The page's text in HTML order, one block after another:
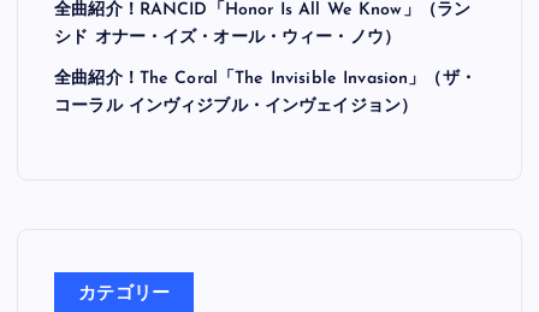
全曲紹介！RANCID「Honor Is All We Know」（ラン
シド オナー・イズ・オール・ウィー・ノウ）
全曲紹介！The Coral「The Invisible Invasion」（ザ・
コーラル インヴィジブル・インヴェイジョン）
カテゴリー